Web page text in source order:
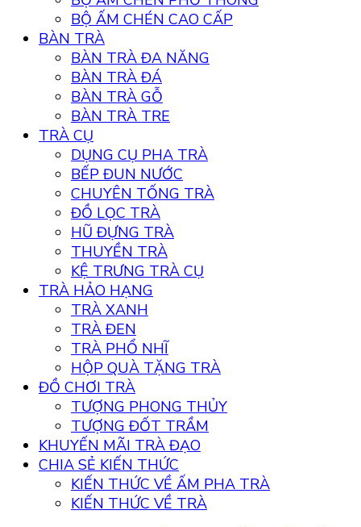
BỘ ẤM CHÉN CAO CẤP
BÀN TRÀ
BÀN TRÀ ĐA NĂNG
BÀN TRÀ ĐÁ
BÀN TRÀ GỖ
BÀN TRÀ TRE
TRÀ CỤ
DỤNG CỤ PHA TRÀ
BẾP ĐUN NƯỚC
CHUYÊN TỐNG TRÀ
ĐỒ LỌC TRÀ
HŨ ĐỰNG TRÀ
THUYỀN TRÀ
KỆ TRƯNG TRÀ CỤ
TRÀ HẢO HẠNG
TRÀ XANH
TRÀ ĐEN
TRÀ PHỔ NHĨ
HỘP QUÀ TẶNG TRÀ
ĐỒ CHƠI TRÀ
TƯỢNG PHONG THỦY
TƯỢNG ĐỐT TRẦM
KHUYẾN MÃI TRÀ ĐẠO
CHIA SẺ KIẾN THỨC
KIẾN THỨC VỀ ẤM PHA TRÀ
KIẾN THỨC VỀ TRÀ